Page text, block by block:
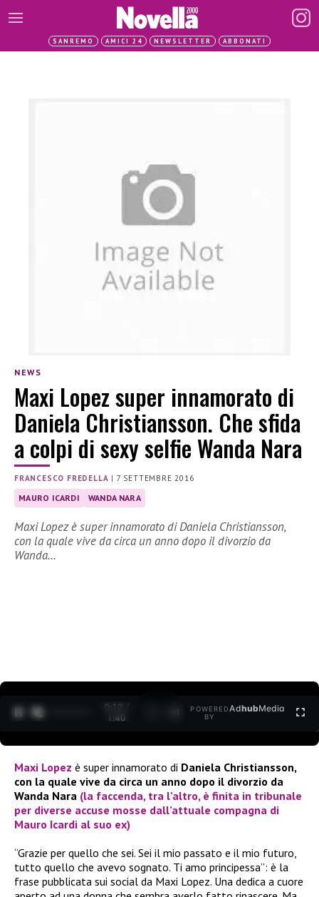
SANREMO AMICI 24 NEWSLETTER ABBONATI
NEWS
Maxi Lopez super innamorato di
Daniela Christiansson. Che sfida
a colpi di sexy selfie Wanda Nara
FRANCESCO FREDELLA | 7 SETTEMBRE 2016
MAURO ICARDI WANDA NARA
Maxi Lopez è super innamorato di Daniela Christiansson,
con la quale vive da circa un anno dopo il divorzio da
Wanda…
0:12 /
1:40
POWERED
BY
AdhubMedia
Maxi Lopez è super innamorato di Daniela Christiansson,
con la quale vive da circa un anno dopo il divorzio da
Wanda Nara (la faccenda, tra l’altro, è finita in tribunale
per diverse accuse mosse dall’attuale compagna di
Mauro Icardi al suo ex)
“Grazie per quello che sei. Sei il mio passato e il mio futuro,
tutto quello che avevo sognato. Ti amo principessa”: è la
frase pubblicata sui social da Maxi Lopez. Una dedica a cuore